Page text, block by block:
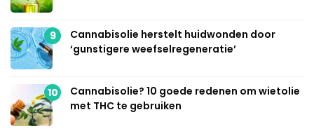
9
Cannabisolie herstelt huidwonden door
‘gunstigere weefselregeneratie’
10
Cannabisolie? 10 goede redenen om wietolie
met THC te gebruiken